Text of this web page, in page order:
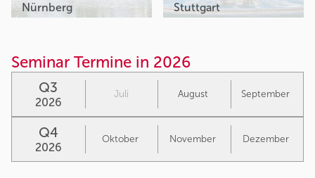
Nürnberg Stuttgart
Seminar Termine in 2026
Q3
2026
Juli August September
Q4
2026
Oktober November Dezember